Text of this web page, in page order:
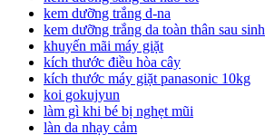
kem dưỡng trắng d-na
kem dưỡng trắng da toàn thân sau sinh
khuyến mãi máy giặt
kích thước điều hòa cây
kích thước máy giặt panasonic 10kg
koi gokujyun
làm gì khi bé bị nghẹt mũi
làn da nhạy cảm